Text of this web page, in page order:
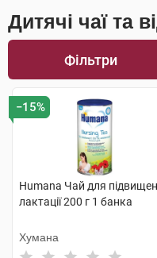
Дитячі чаї та
Фільтри
−15%
Humana Чай для
лактації 200 г 1 банка
Хумана